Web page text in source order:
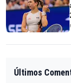
Últimos